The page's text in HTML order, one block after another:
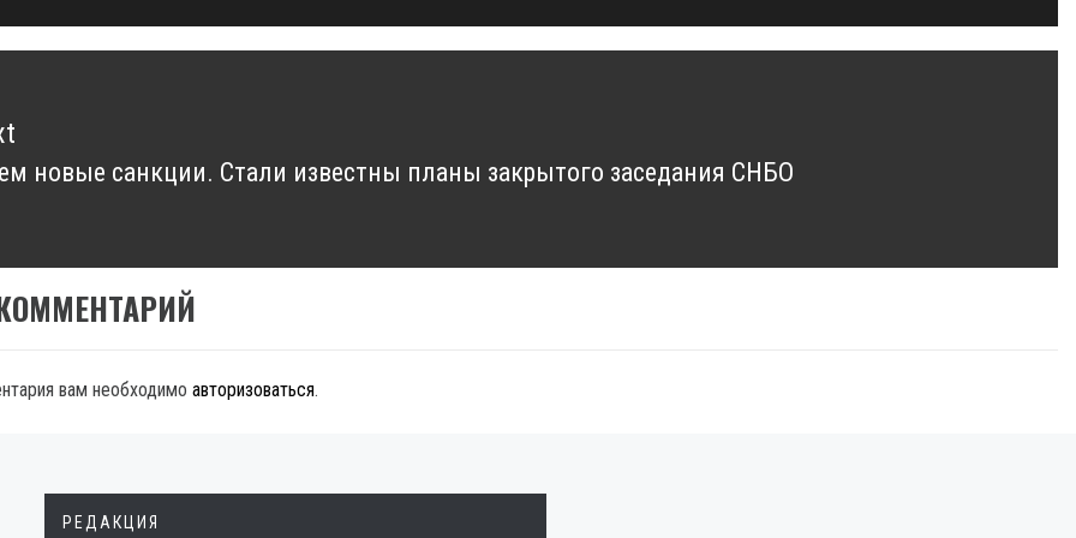
новые санкции. Стали известны планы закрытого заседания СНБО
вам необходимо авторизоваться.
РЕДАКЦИЯ